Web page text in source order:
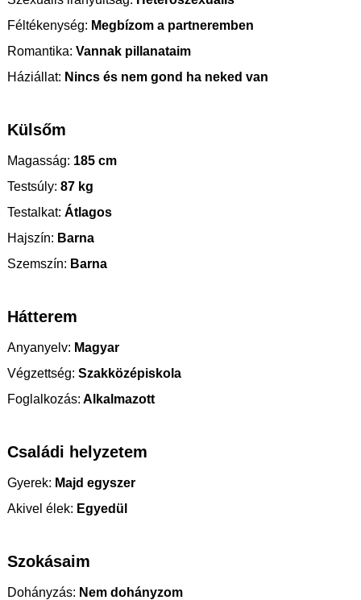
Féltékenység: Megbízom a partneremben
Romantika: Vannak pillanataim
Háziállat: Nincs és nem gond ha neked van
Külsőm
Magasság: 185 cm
Testsúly: 87 kg
Testalkat: Átlagos
Hajszín: Barna
Szemszín: Barna
Hátterem
Anyanyelv: Magyar
Végzettség: Szakközépiskola
Foglalkozás: Alkalmazott
Családi helyzetem
Gyerek: Majd egyszer
Akivel élek: Egyedül
Szokásaim
Dohányzás: Nem dohányzom